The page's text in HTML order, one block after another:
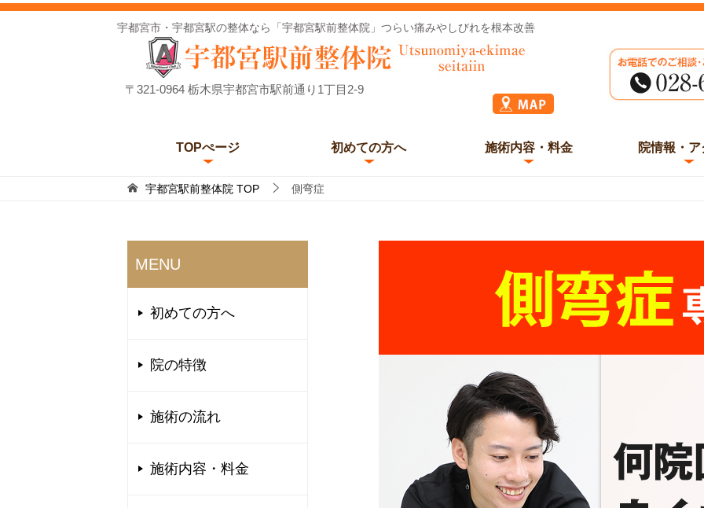
宇都宮市・宇都宮駅の整体なら「宇都宮駅前整体院」つらい痛みやしびれを根本改善
〒321-0964 栃木県宇都宮市駅前通り1丁目2-9
TOPぺージ 初めての方へ 施術内容・料金 院情報・
宇都宮駅前整体院 TOP 側弯症
MENU
初めての方へ
院の特徴
施術の流れ
施術内容・料金